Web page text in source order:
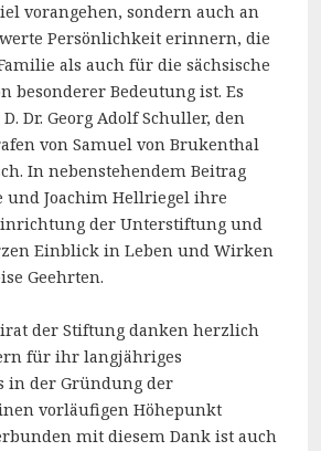
vorangehen, sondern auch an
Persönlichkeit erinnern, die
als auch für die sächsische
besonderer Bedeutung ist. Es
Dr. Georg Adolf Schuller, den
von Samuel von Brukenthal
In nebenstehendem Beitrag
und Joachim Hellriegel ihre
der Unterstiftung und
Einblick in Leben und Wirken
Geehrten.
der Stiftung danken herzlich
für ihr langjähriges
in der Gründung der
vorläufigen Höhepunkt
mit diesem Dank ist auch